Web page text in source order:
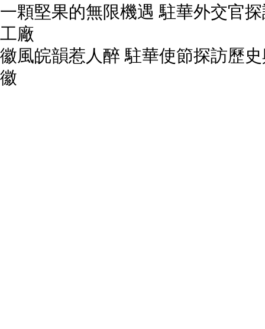
一顆堅果的無限機遇 駐華外交官
工廠
徽風皖韻惹人醉 駐華使節探訪歷
徽